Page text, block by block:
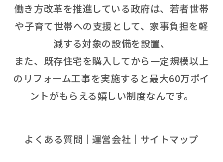
働き方改革を推進している政府は、若者世帯
や子育て世帯への支援として、家事負担を軽
減する対象の設備を設置、
また、既存住宅を購入してから一定規模以上
のリフォーム工事を実施すると最大60万ポイ
ントがもらえる嬉しい制度なんです。
よくある質問 運営会社 サイトマップ